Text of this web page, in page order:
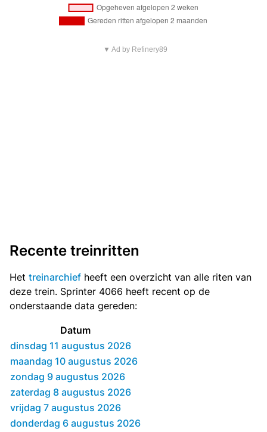
▼ Ad by Refinery89
Recente treinritten
Het treinarchief heeft een overzicht van alle riten van
deze trein. Sprinter 4066 heeft recent op de
onderstaande data gereden:
Datum
dinsdag 11 augustus 2026
maandag 10 augustus 2026
zondag 9 augustus 2026
zaterdag 8 augustus 2026
vrijdag 7 augustus 2026
donderdag 6 augustus 2026